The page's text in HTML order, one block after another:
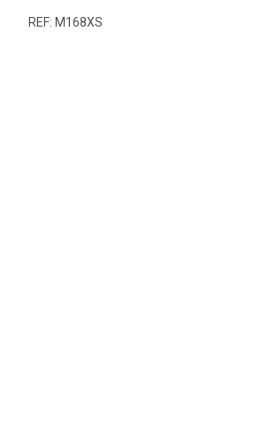
REF: M168XS